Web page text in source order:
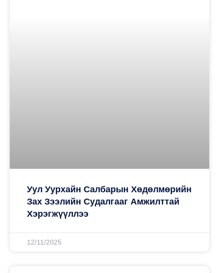
Уул Уурхайн Салбарын Хөдөлмөрийн
Зах Зээлийн Судалгааг Амжилттай
Хэрэгжүүллээ
12/11/2025